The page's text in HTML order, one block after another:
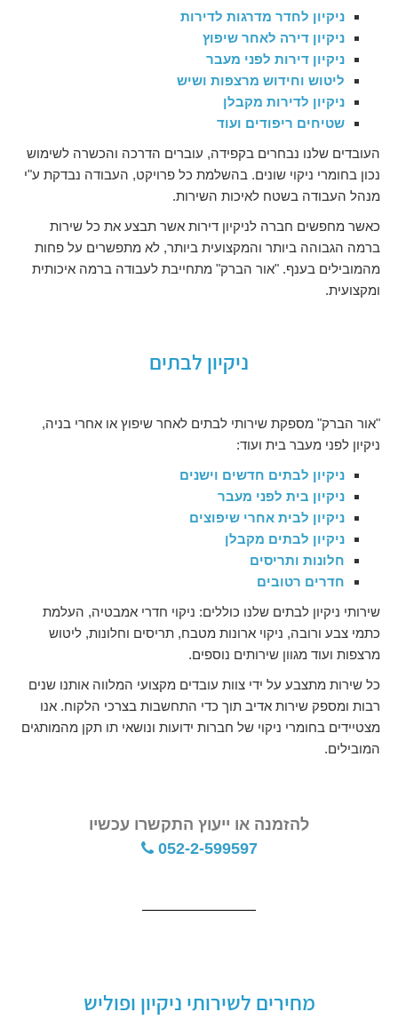
ניקיון לחדר מדרגות לדירות
ניקיון דירה לאחר שיפוץ
ניקיון דירות לפני מעבר
ליטוש וחידוש מרצפות ושיש
ניקיון לדירות מקבלן
שטיחים ריפודים ועוד
העובדים שלנו נבחרים בקפידה, עוברים הדרכה והכשרה לשימוש
נכון בחומרי ניקוי שונים. בהשלמת כל פרויקט, העבודה נבדקת ע"י
מנהל העבודה בשטח לאיכות השירות.
כאשר מחפשים חברה לניקיון דירות אשר תבצע את כל שירות
ברמה הגבוהה ביותר והמקצועית ביותר, לא מתפשרים על פחות
מהמובילים בענף. "אור הברק" מתחייבת לעבודה ברמה איכותית
ומקצועית.
ניקיון לבתים
"אור הברק" מספקת שירותי לבתים לאחר שיפוץ או אחרי בניה,
ניקיון לפני מעבר בית ועוד:
ניקיון לבתים חדשים וישנים
ניקיון בית לפני מעבר
ניקיון לבית אחרי שיפוצים
ניקיון לבתים מקבלן
חלונות ותריסים
חדרים רטובים
שירותי ניקיון לבתים שלנו כוללים: ניקוי חדרי אמבטיה, העלמת
כתמי צבע ורובה, ניקוי ארונות מטבח, תריסים וחלונות, ליטוש
מרצפות ועוד מגוון שירותים נוספים.
כל שירות מתצבע על ידי צוות עובדים מקצועי המלווה אותנו שנים
רבות ומספק שירות אדיב תוך כדי התחשבות בצרכי הלקוח. אנו
מצטיידים בחומרי ניקוי של חברות ידועות ונושאי תו תקן מהמותגים
המובילים.
להזמנה או ייעוץ התקשרו עכשיו
052-2-599597
מחירים לשירותי ניקיון ופוליש